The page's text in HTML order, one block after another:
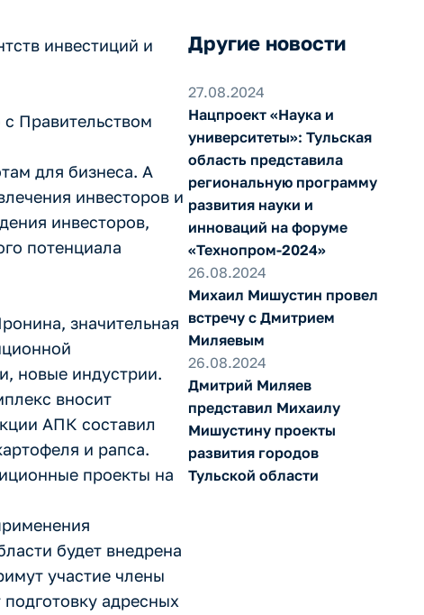
инвестиций и
Правительством
для бизнеса. А
инвесторов и
инвесторов,
потенциала
значительная
новые индустрии.
вносит
АПК составил
и рапса.
проекты на
будет внедрена
участие члены
адресных
Другие новости
27.08.2024
Нацпроект «Наука и
университеты»: Тульская
область представила
региональную программу
развития науки и
инноваций на форуме
«Технопром-2024»
26.08.2024
Михаил Мишустин провел
встречу с Дмитрием
Миляевым
26.08.2024
Дмитрий Миляев
представил Михаилу
Мишустину проекты
развития городов
Тульской области